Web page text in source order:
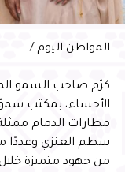
المواطن اليوم /
كرّم صاحب السمو
الأحساء، بمكتب
مطارات الدمام
سطم العنزي وعددًا
من جهود متميزة